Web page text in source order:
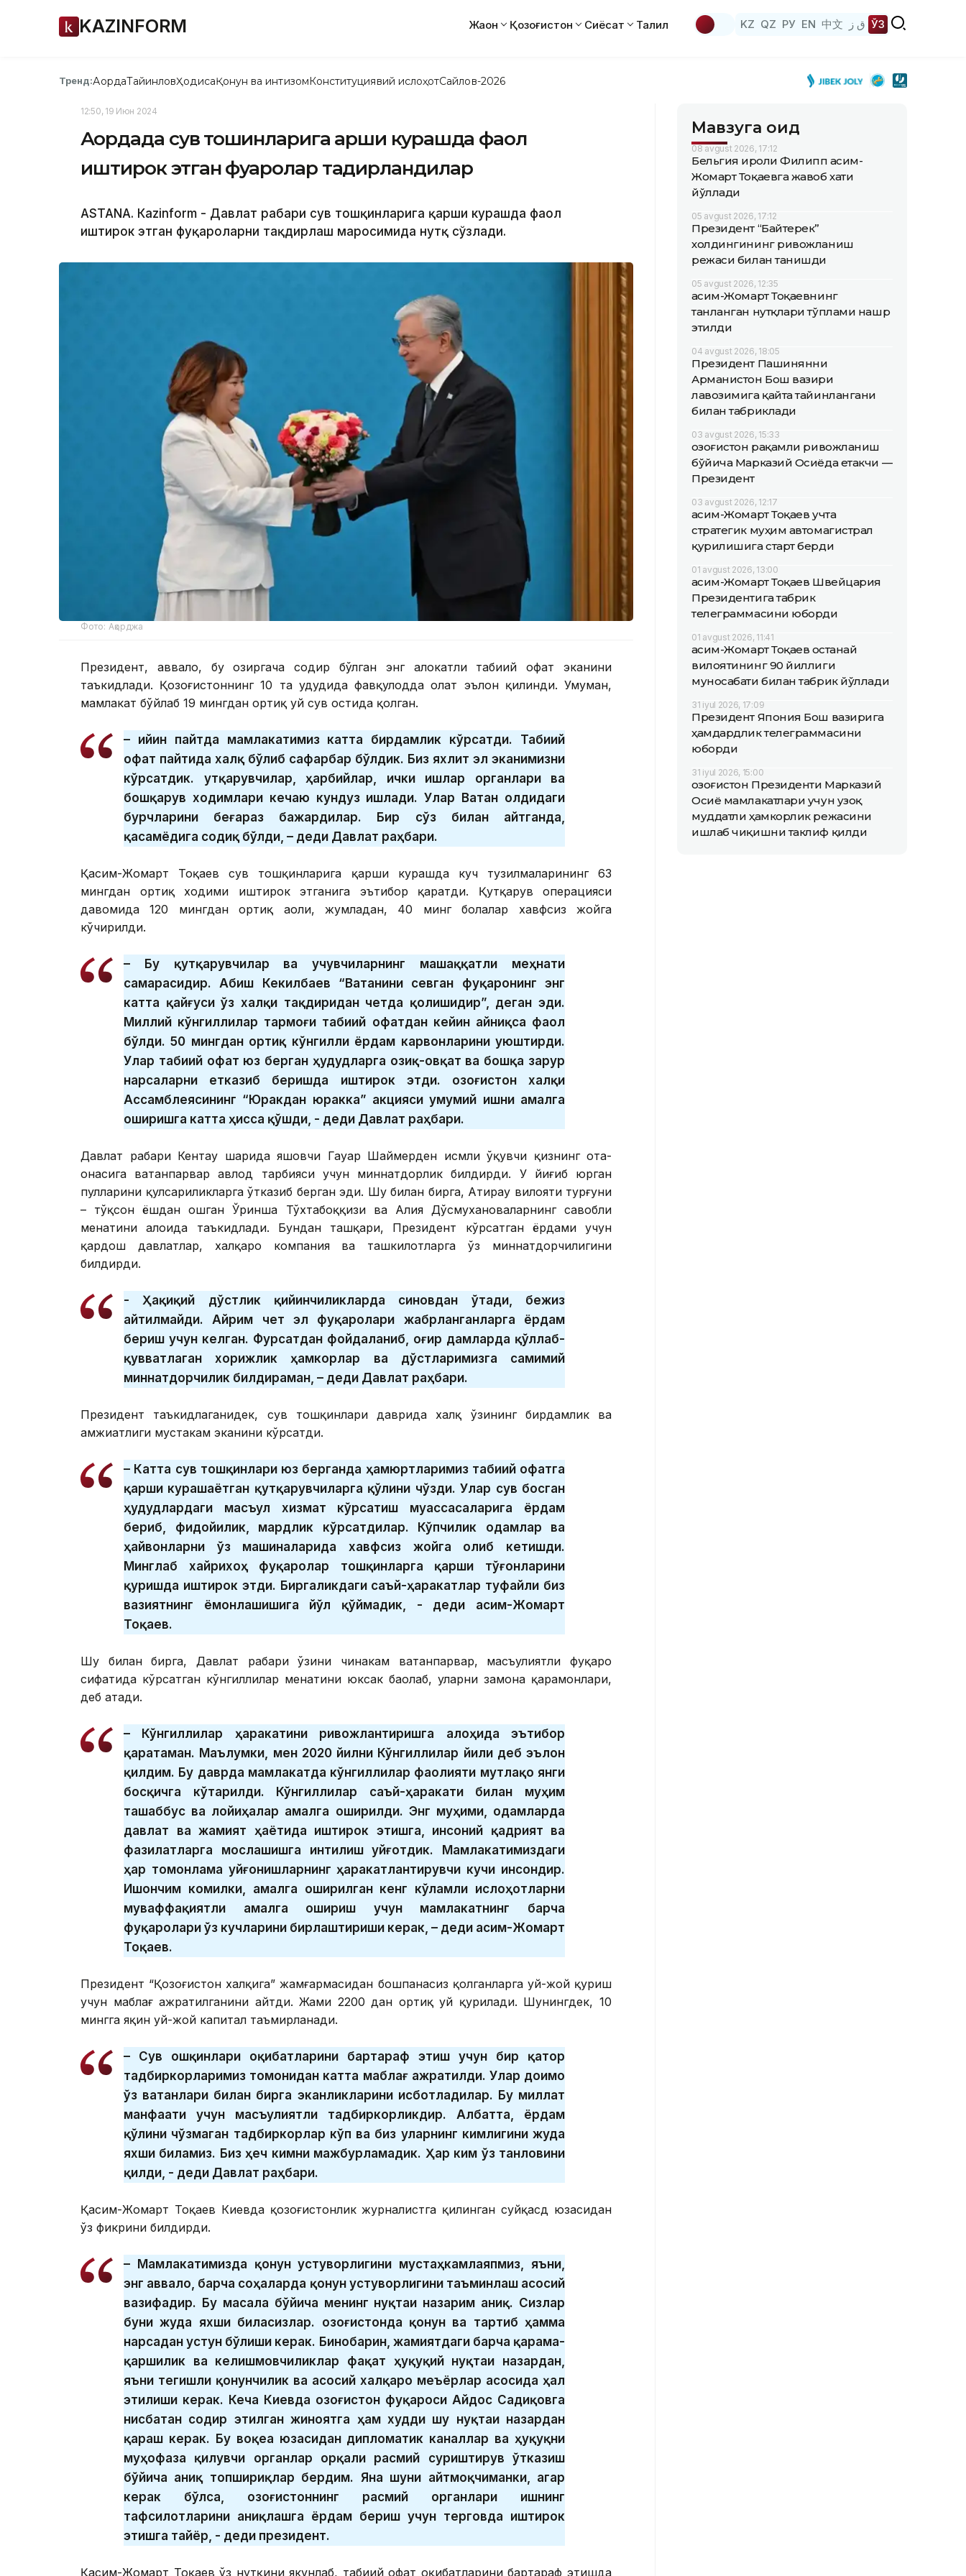
KAZINFORM Жаҳон Қозоғистон Сиёсат Таҳлил KZ QZ РУ EN 中文 ق ز ЎЗ
Тренд:АқордаТайинловҲодисаҚонун ва интизомКонституциявий ислоҳотСайлов-2026
12:50, 19 Июн 2024
Ақордада сув тошқинларига қарши курашда фаол
иштирок этган фуқаролар тақдирландилар
ASTANА. Кazinform - Давлат раҳбари сув тошқинларига қарши курашда фаол
иштирок этган фуқароларни тақдирлаш маросимида нутқ сўзлади.
Фото: Ақорджа
Президент, аввало, бу ҳозиргача содир бўлган энг ҳалокатли табиий офат эканини
таъкидлади. Қозоғистоннинг 10 та ҳудудида фавқулодда ҳолат эълон қилинди. Умуман,
мамлакат бўйлаб 19 мингдан ортиқ уй сув остида қолган.
– Қийин пайтда мамлакатимиз катта бирдамлик кўрсатди. Табиий
офат пайтида халқ бўлиб сафарбар бўлдик. Биз яхлит эл эканимизни
кўрсатдик. Қутқарувчилар, ҳарбийлар, ички ишлар органлари ва
бошқарув ходимлари кечаю кундуз ишлади. Улар Ватан олдидаги
бурчларини беғараз бажардилар. Бир сўз билан айтганда,
қасамёдига содиқ бўлди, – деди Давлат раҳбари.
Қасим-Жомарт Тоқаев сув тошқинларига қарши курашда куч тузилмаларининг 63
мингдан ортиқ ходими иштирок этганига эътибор қаратди. Қутқарув операцияси
давомида 120 мингдан ортиқ аҳоли, жумладан, 40 минг болалар хавфсиз жойга
кўчирилди.
– Бу қутқарувчилар ва учувчиларнинг машаққатли меҳнати
самарасидир. Абиш Кекилбаев “Ватанини севган фуқаронинг энг
катта қайғуси ўз халқи тақдиридан четда қолишидир”, деган эди.
Миллий кўнгиллилар тармоғи табиий офатдан кейин айниқса фаол
бўлди. 50 мингдан ортиқ кўнгилли ёрдам карвонларини уюштирди.
Улар табиий офат юз берган ҳудудларга озиқ-овқат ва бошқа зарур
нарсаларни етказиб беришда иштирок этди. Қозоғистон халқи
Ассамблеясининг “Юракдан юракка” акцияси умумий ишни амалга
оширишга катта ҳисса қўшди, - деди Давлат раҳбари.
Давлат раҳбари Кентау шаҳрида яшовчи Гауҳар Шаймерден исмли ўқувчи қизнинг ота-
онасига ватанпарвар авлод тарбияси учун миннатдорлик билдирди. У йиғиб юрган
пулларини қулсариликларга ўтказиб берган эди. Шу билан бирга, Атирау вилояти турғуни
– тўқсон ёшдан ошган Ўринша Тўхтабоққизи ва Алия Дўсмухановаларнинг савобли
меҳнатини алоҳида таъкидлади. Бундан ташқари, Президент кўрсатган ёрдами учун
қардош давлатлар, халқаро компания ва ташкилотларга ўз миннатдорчилигини
билдирди.
- Ҳақиқий дўстлик қийинчиликларда синовдан ўтади, бежиз
айтилмайди. Айрим чет эл фуқаролари жабрланганларга ёрдам
бериш учун келган. Фурсатдан фойдаланиб, оғир дамларда қўллаб-
қувватлаган хорижлик ҳамкорлар ва дўстларимизга самимий
миннатдорчилик билдираман, – деди Давлат раҳбари.
Президент таъкидлаганидек, сув тошқинлари даврида халқ ўзининг бирдамлик ва
ҳамжиҳатлиги мустаҳкам эканини кўрсатди.
– Катта сув тошқинлари юз берганда ҳамюртларимиз табиий офатга
қарши курашаётган қутқарувчиларга қўлини чўзди. Улар сув босган
ҳудудлардаги масъул хизмат кўрсатиш муассасаларига ёрдам
бериб, фидойилик, мардлик кўрсатдилар. Кўпчилик одамлар ва
ҳайвонларни ўз машиналарида хавфсиз жойга олиб кетишди.
Минглаб хайрихоҳ фуқаролар тошқинларга қарши тўғонларини
қуришда иштирок этди. Биргаликдаги саъй-ҳаракатлар туфайли биз
вазиятнинг ёмонлашишига йўл қўймадик, - деди Қасим-Жомарт
Тоқаев.
Шу билан бирга, Давлат раҳбари ўзини чинакам ватанпарвар, масъулиятли фуқаро
сифатида кўрсатган кўнгиллилар меҳнатини юксак баҳолаб, уларни замона қаҳрамонлари,
деб атади.
– Кўнгиллилар ҳаракатини ривожлантиришга алоҳида эътибор
қаратаман. Маълумки, мен 2020 йилни Кўнгиллилар йили деб эълон
қилдим. Бу даврда мамлакатда кўнгиллилар фаолияти мутлақо янги
босқичга кўтарилди. Кўнгиллилар саъй-ҳаракати билан муҳим
ташаббус ва лойиҳалар амалга оширилди. Энг муҳими, одамларда
давлат ва жамият ҳаётида иштирок этишга, инсоний қадрият ва
фазилатларга мослашишга интилиш уйғотдик. Мамлакатимиздаги
ҳар томонлама уйғонишларнинг ҳаракатлантирувчи кучи инсондир.
Ишончим комилки, амалга оширилган кенг кўламли ислоҳотларни
муваффақиятли амалга ошириш учун мамлакатнинг барча
фуқаролари ўз кучларини бирлаштириши керак, – деди Қасим-Жомарт
Тоқаев.
Президент “Қозоғистон халқига” жамғармасидан бошпанасиз қолганларга уй-жой қуриш
учун маблағ ажратилганини айтди. Жами 2200 дан ортиқ уй қурилади. Шунингдек, 10
мингга яқин уй-жой капитал таъмирланади.
– Сув ошқинлари оқибатларини бартараф этиш учун бир қатор
тадбиркорларимиз томонидан катта маблағ ажратилди. Улар доимо
ўз ватанлари билан бирга эканликларини исботладилар. Бу миллат
манфаати учун масъулиятли тадбиркорликдир. Албатта, ёрдам
қўлини чўзмаган тадбиркорлар кўп ва биз уларнинг кимлигини жуда
яхши биламиз. Биз ҳеч кимни мажбурламадик. Ҳар ким ўз танловини
қилди, - деди Давлат раҳбари.
Қасим-Жомарт Тоқаев Киевда қозоғистонлик журналистга қилинган суйқасд юзасидан
ўз фикрини билдирди.
– Мамлакатимизда қонун устуворлигини мустаҳкамлаяпмиз, яъни,
энг аввало, барча соҳаларда қонун устуворлигини таъминлаш асосий
вазифадир. Бу масала бўйича менинг нуқтаи назарим аниқ. Сизлар
буни жуда яхши биласизлар. Қозоғистонда қонун ва тартиб ҳамма
нарсадан устун бўлиши керак. Бинобарин, жамиятдаги барча қарама-
қаршилик ва келишмовчиликлар фақат ҳуқуқий нуқтаи назардан,
яъни тегишли қонунчилик ва асосий халқаро меъёрлар асосида ҳал
этилиши керак. Кеча Киевда Қозоғистон фуқароси Айдос Садиқовга
нисбатан содир этилган жиноятга ҳам худди шу нуқтаи назардан
қараш керак. Бу воқеа юзасидан дипломатик каналлар ва ҳуқуқни
муҳофаза қилувчи органлар орқали расмий суриштирув ўтказиш
бўйича аниқ топшириқлар бердим. Яна шуни айтмоқчиманки, агар
керак бўлса, Қозоғистоннинг расмий органлари ишнинг
тафсилотларини аниқлашга ёрдам бериш учун терговда иштирок
этишга тайёр, - деди президент.
Қасим-Жомарт Тоқаев ўз нутқини якунлаб, табиий офат оқибатларини бартараф этишда
Мавзуга оид
08 avgust 2026, 17:12
Бельгия Қироли Филипп Қасим-
Жомарт Тоқаевга жавоб хати
йўллади
05 avgust 2026, 17:12
Президент “Байтерек”
холдингининг ривожланиш
режаси билан танишди
05 avgust 2026, 12:35
Қасим-Жомарт Тоқаевнинг
танланган нутқлари тўплами нашр
этилди
04 avgust 2026, 18:05
Президент Пашинянни
Арманистон Бош вазири
лавозимига қайта тайинлангани
билан табриклади
03 avgust 2026, 15:33
Қозоғистон рақамли ривожланиш
бўйича Марказий Осиёда етакчи —
Президент
03 avgust 2026, 12:17
Қасим-Жомарт Тоқаев учта
стратегик муҳим автомагистрал
қурилишига старт берди
01 avgust 2026, 13:00
Қасим-Жомарт Тоқаев Швейцария
Президентига табрик
телеграммасини юборди
01 avgust 2026, 11:41
Қасим-Жомарт Тоқаев Қостанай
вилоятининг 90 йиллиги
муносабати билан табрик йўллади
31 iyul 2026, 17:09
Президент Япония Бош вазирига
ҳамдардлик телеграммасини
юборди
31 iyul 2026, 15:00
Қозоғистон Президенти Марказий
Осиё мамлакатлари учун узоқ
муддатли ҳамкорлик режасини
ишлаб чиқишни таклиф қилди